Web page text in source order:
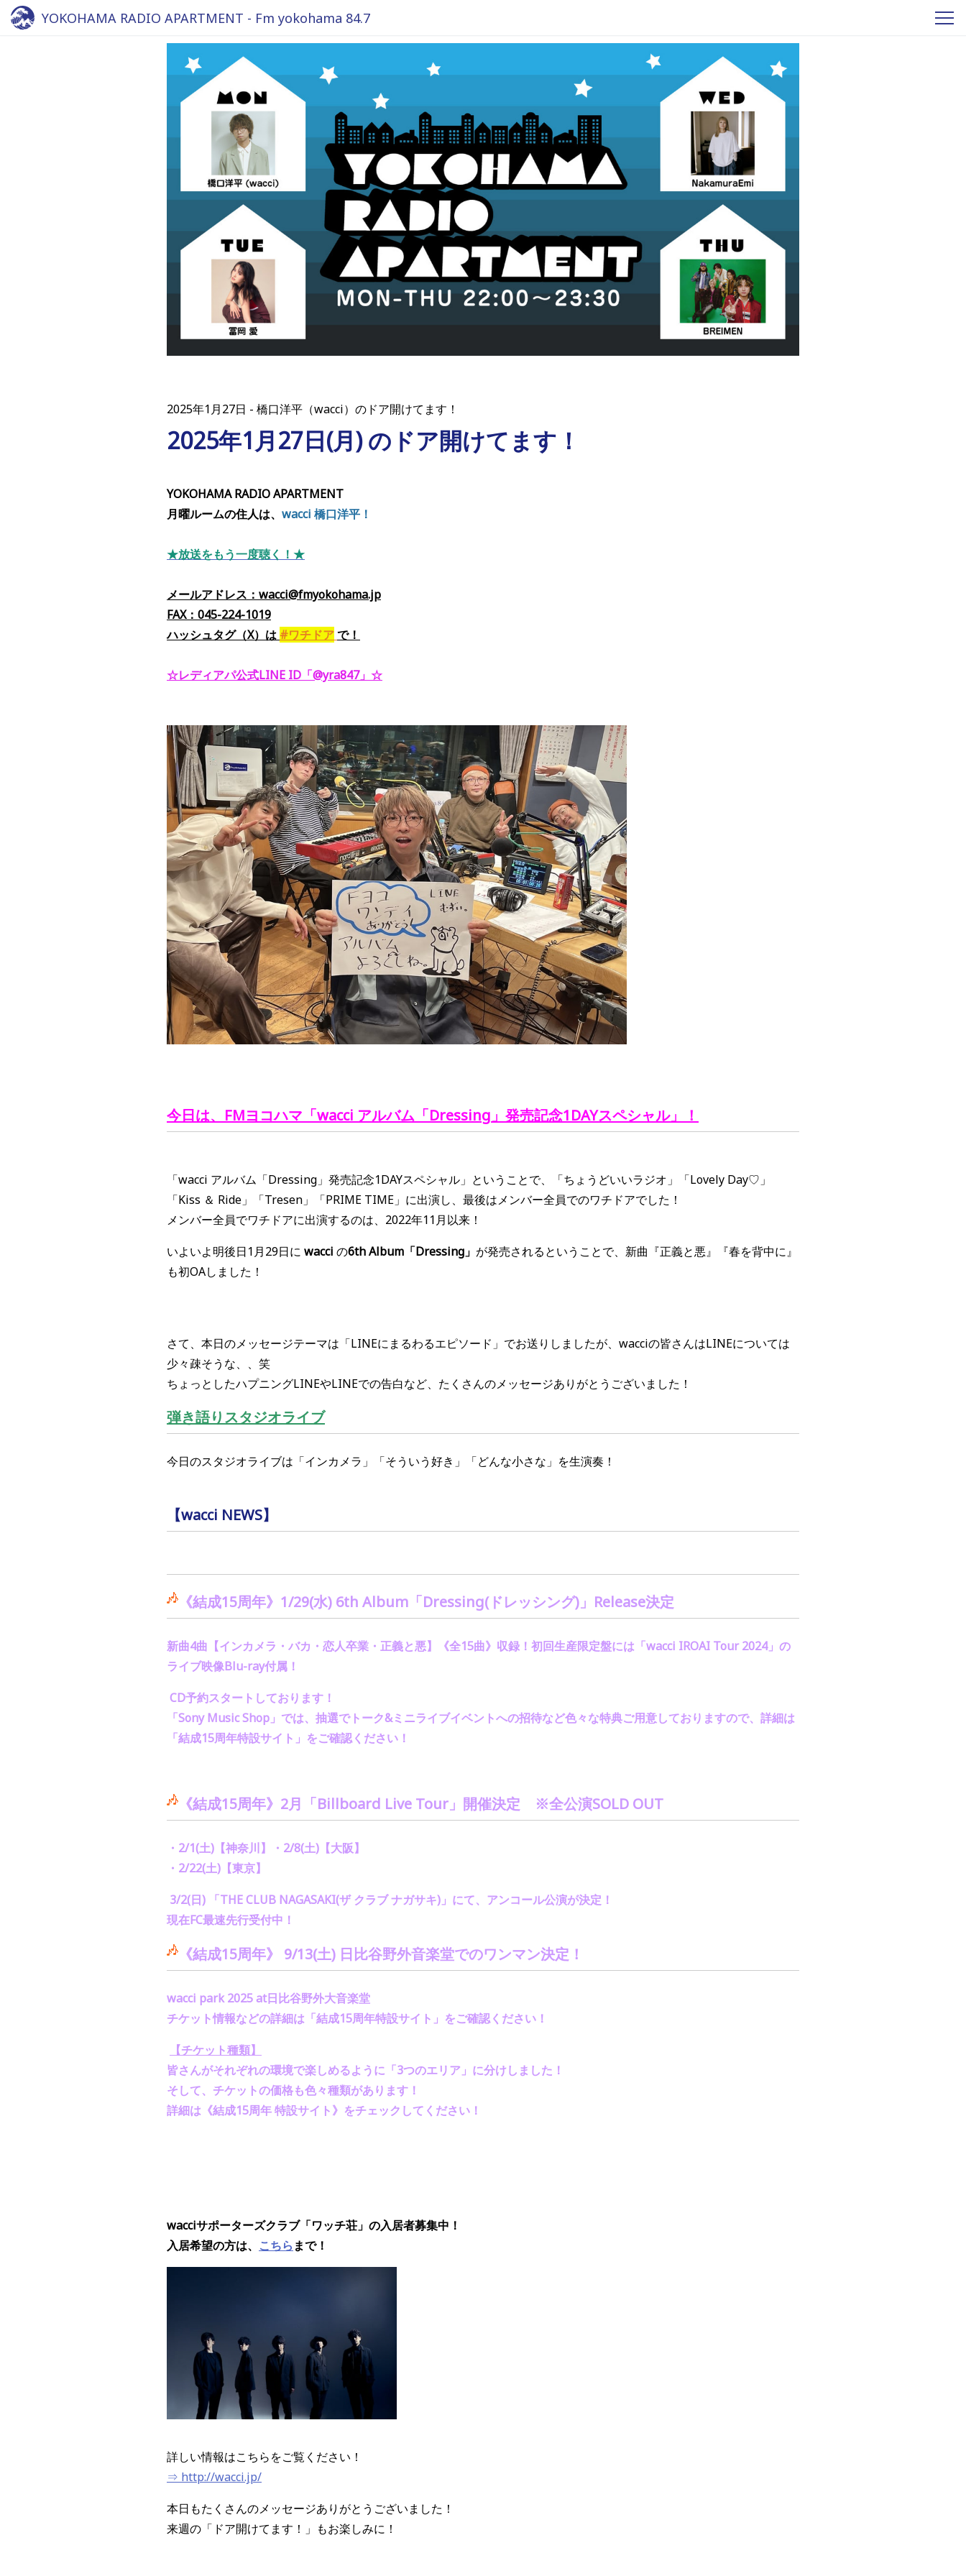
YOKOHAMA RADIO APARTMENT - Fm yokohama 84.7
2025年1月27日 橋口洋平（wacci）のドア開けてます！
2025年1月27日(月) のドア開けてます！
YOKOHAMA RADIO APARTMENT
月曜ルームの住人は、 wacci 橋口洋平！
★放送をもう一度聴く！★
メールアドレス：wacci@fmyokohama.jp
FAX：045-224-1019
ハッシュタグ（X） は #ワチドアで！
☆レディアパ公式LINE ID「@yra847」 ☆
今日は、FMヨコハマ「wacci アルバム「Dressing」発売記念1DAYスペシャル」 ！
「wacci アルバム「Dressing」発売記念1DAYスペシャル」ということで、「ちょうどいいラジオ」「Lovely Day♡」
「Kiss ＆ Ride」「Tresen」「PRIME TIME」に出演し、最後はメンバー全員でのワチドアでした！
メンバー全員でワチドアに出演するのは、2022年11月以来！
いよいよ明後日1月29日に wacci の6th Album「Dressing」 が発売されるということで、 新曲『正義と悪』『春を背中に』
も初OAしました！
さて、本日のメッセージテーマは「LINEにまるわるエピソード」でお送りしましたが、wacciの皆さんはLINEについては
少々疎そうな、、笑
ちょっとしたハプニングLINEやLINEでの告白など、たくさんのメッセージありがとうございました！
弾き語りスタジオライブ
今日のスタジオライブは「インカメラ」「そういう好き」「どんな小さな」を生演奏！
【wacci NEWS】
《結成15周年》 1/29(水) 6th Album 「Dressing(ドレッシング) 」 Release決定
新曲4曲【インカメラ・バカ・恋人卒業・正義と悪】《全15曲》収録！ 初回生産限定盤には「wacci IROAI Tour 2024」の
ライブ映像Blu-ray付属！
CD予約スタートしております！
「Sony Music Shop 」では、抽選でトーク&ミニライブイベントへの招待など色々な特典ご用意しておりますので、詳細は
「結成15周年特設サイト」をご確認ください！
《結成15周年》 2月「Billboard Live Tour 」開催決定 ※全公演SOLD OUT
・ 2/1(土) 【神奈川】・ 2/8(土) 【大阪】
・ 2/22(土) 【東京】
3/2(日) 「THE CLUB NAGASAKI(ザ クラブ ナガサキ) 」にて、アンコール公演が決定！
現在FC最速先行受付中！
《結成15周年》 9/13(土) 日比谷野外音楽堂でのワンマン決定！
wacci park 2025 at日比谷野外大音楽堂
チケット情報などの詳細は「結成15周年特設サイト」をご確認ください！
【チケット種類】
皆さんがそれぞれの環境で楽しめるように「3つのエリア」に分けしました！
そして、チケットの価格も色々種類があります！
詳細は《結成15周年 特設サイト》をチェックしてください！
wacciサポーターズクラブ「ワッチ荘」の入居者募集中 ！
入居希望の方は、 こちら まで！
詳しい情報はこちらをご覧ください！
⇒ http://wacci.jp/
本日もたくさんのメッセージありがとうございました！
来週の「ドア開けてます！」もお楽しみに！